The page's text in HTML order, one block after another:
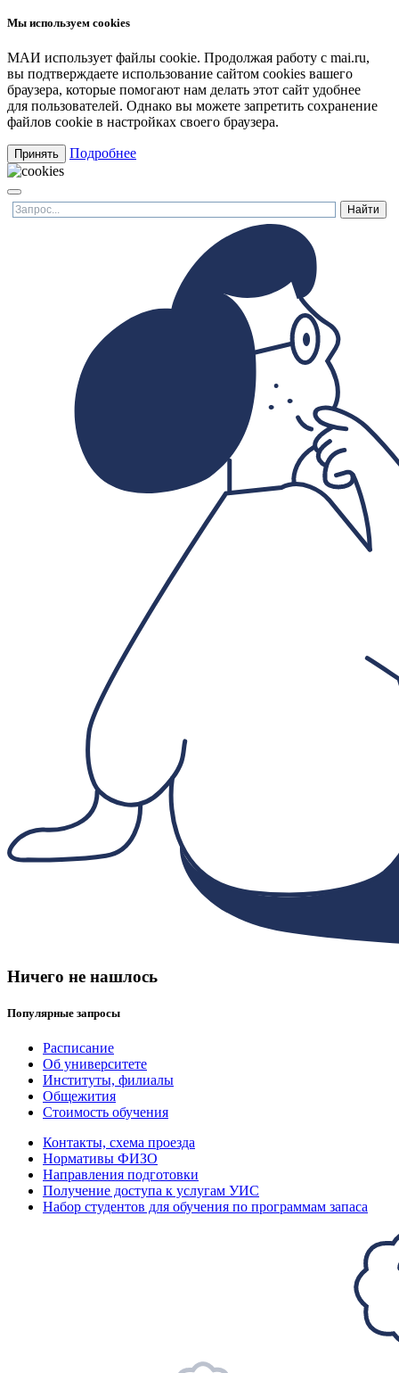
Мы используем cookies
МАИ использует файлы cookie. Продолжая работу с mai.ru,
вы подтверждаете использование сайтом cookies вашего
браузера, которые помогают нам делать этот сайт удобнее
для пользователей. Однако вы можете запретить сохранение
файлов cookie в настройках своего браузера.
Принять Подробнее
Ничего не нашлось
Популярные запросы
Расписание
Об университете
Институты, филиалы
Общежития
Стоимость обучения
Контакты, схема проезда
Нормативы ФИЗО
Направления подготовки
Получение доступа к услугам УИС
Набор студентов для обучения по программам запаса